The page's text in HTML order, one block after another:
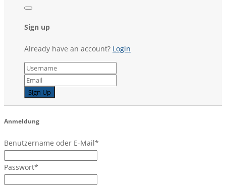
Sign up
Already have an account? Login
Anmeldung
Benutzername oder E-Mail*
Passwort*